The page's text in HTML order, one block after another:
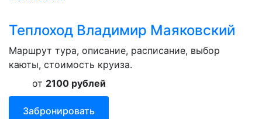
Теплоход Владимир Маяковский
Маршрут тура, описание, расписание, выбор
каюты, стоимость круиза.
от 2100 рублей
Забронировать